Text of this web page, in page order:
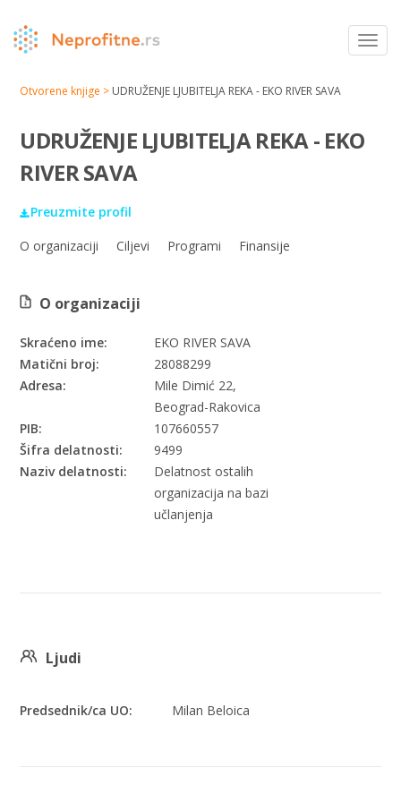
Otvorene knjige > UDRUŽENJE LJUBITELJA REKA - EKO RIVER SAVA
UDRUŽENJE LJUBITELJA REKA - EKO
RIVER SAVA
O organizaciji Ciljevi Programi Finansije
Preuzmite profil
O organizaciji
Skraćeno ime:
EKO RIVER SAVA
Matični broj:
28088299
Adresa:
Mile Dimić 22,
Beograd-Rakovica
PIB:
107660557
Šifra delatnosti:
9499
Naziv delatnosti:
Delatnost ostalih
organizacija na bazi
učlanjenja
Ljudi
Predsednik/ca UO: Milan Beloica